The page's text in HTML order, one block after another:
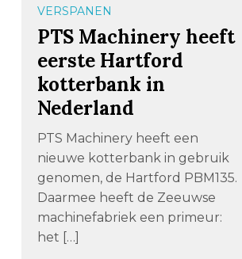
VERSPANEN
PTS Machinery heeft
eerste Hartford
kotterbank in
Nederland
PTS Machinery heeft een
nieuwe kotterbank in gebruik
genomen, de Hartford PBM135.
Daarmee heeft de Zeeuwse
machinefabriek een primeur:
het […]